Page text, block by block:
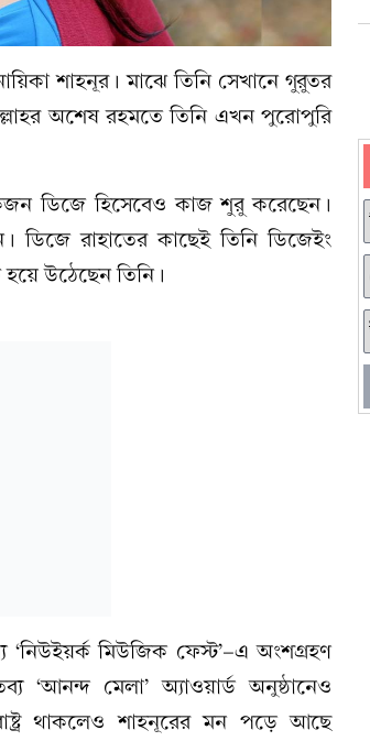
শাহনূর। মাঝে তিনি সেখানে গুরুতর
অশেষ রহমতে তিনি এখন পুরোপুরি
ডিজে হিসেবেও কাজ শুরু করেছেন।
রাহাতের কাছেই তিনি ডিজেইং
উঠেছেন তিনি।
‘নিউইয়র্ক মিউজিক ফেস্ট’-এ অংশগ্রহণ
মেলা’ অ্যাওয়ার্ড অনুষ্ঠানেও
থাকলেও শাহনূরের মন পড়ে আছে